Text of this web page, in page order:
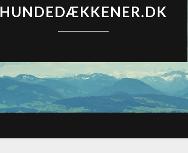
HUNDEDÆKKENER.DK